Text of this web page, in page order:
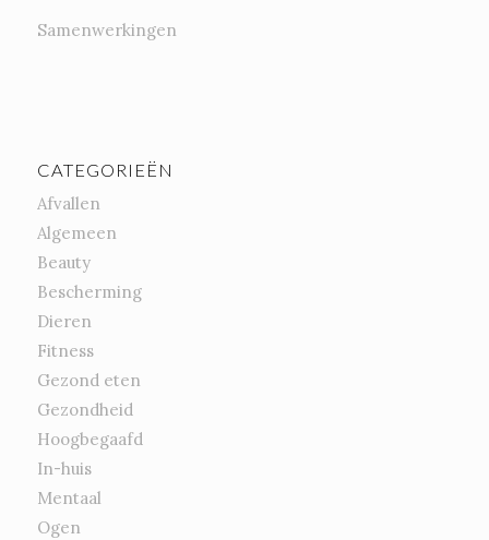
Samenwerkingen
CATEGORIEËN
Afvallen
Algemeen
Beauty
Bescherming
Dieren
Fitness
Gezond eten
Gezondheid
Hoogbegaafd
In-huis
Mentaal
Ogen